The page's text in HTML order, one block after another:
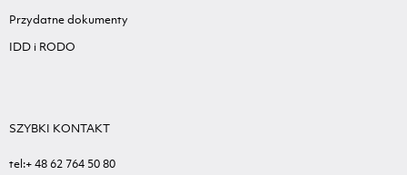
Przydatne dokumenty
IDD i RODO
SZYBKI KONTAKT
tel:+ 48 62 764 50 80